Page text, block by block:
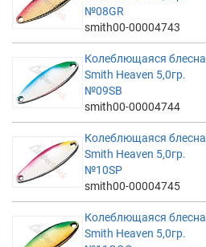
№08GR
smith00-00004743
Колеблющаяся блесна
Smith Heaven 5,0гр.
№09SB
smith00-00004744
Колеблющаяся блесна
Smith Heaven 5,0гр.
№10SP
smith00-00004745
Колеблющаяся блесна
Smith Heaven 5,0гр.